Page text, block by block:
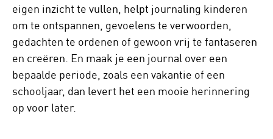
eigen inzicht te vullen, helpt journaling kinderen
om te ontspannen, gevoelens te verwoorden,
gedachten te ordenen of gewoon vrij te fantaseren
en creëren. En maak je een journal over een
bepaalde periode, zoals een vakantie of een
schooljaar, dan levert het een mooie herinnering
op voor later.